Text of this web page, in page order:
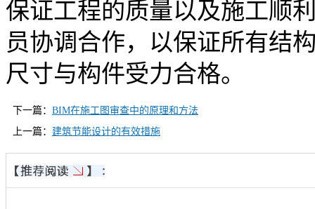
保证工程的质量以及施工顺
员协调合作，以保证所有结
尺寸与构件受力合格。
下一篇： BIM在施工图审查中的原理和方法
上一篇： 建筑节能设计的有效措施